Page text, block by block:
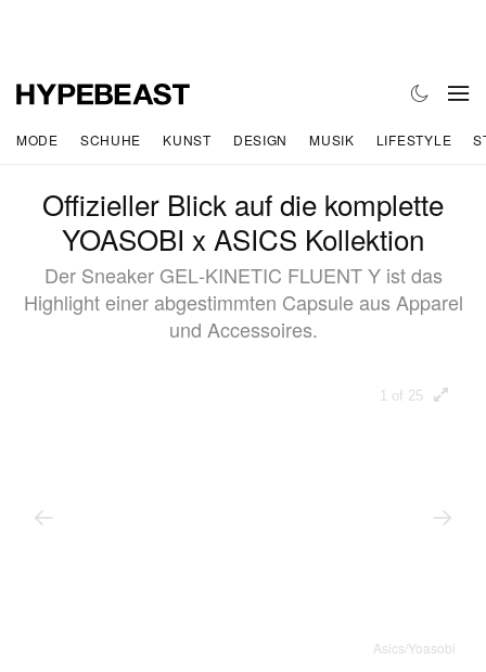
MODE SCHUHE KUNST DESIGN MUSIK LIFESTYLE
Offizieller Blick auf die komplette
YOASOBI x ASICS Kollektion
Der Sneaker GEL‑KINETIC FLUENT Y ist das
Highlight einer abgestimmten Capsule aus Apparel
und Accessoires.
1 of 25
Asics/Yoasobi